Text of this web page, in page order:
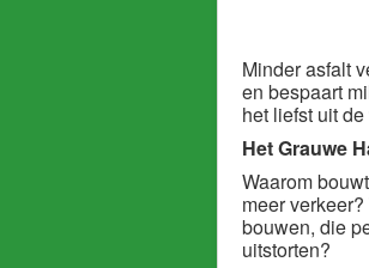
Minder asfalt
en bespaart
het liefst uit
Het Grauwe
Waarom
meer
bouwen, die
uitstorten?